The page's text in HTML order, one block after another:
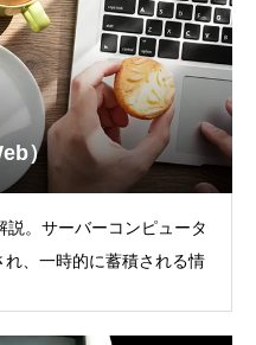
）
。サーバーコンピュータ
、一時的に蓄積される情